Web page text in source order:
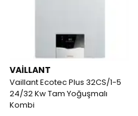
VAİLLANT
Vaillant Ecotec Plus 32CS/1-5
24/32 Kw Tam Yoğuşmalı
Kombi